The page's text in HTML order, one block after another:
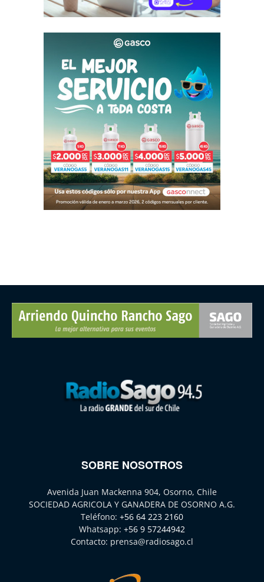
SOBRE NOSOTROS
Avenida Juan Mackenna 904, Osorno, Chile
SOCIEDAD AGRICOLA Y GANADERA DE OSORNO A.G.
Teléfono: +56 64 223 2160
Whatsapp: +56 9 57244942
Contacto: prensa@radiosago.cl